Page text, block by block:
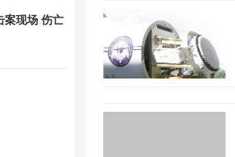
案现场 伤亡